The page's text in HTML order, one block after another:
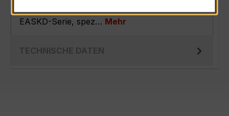
Verrechnungsstromwandler der bewährten
EASKD-Serie, spez… Mehr
TECHNISCHE DATEN